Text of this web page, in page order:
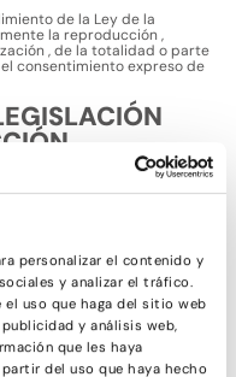
personalizar el contenido y
y analizar el tráfico.
uso que haga del sitio web
y análisis web,
que les haya
del uso que haya hecho
de la Ley de la
la reproducción ,
, de la totalidad o parte
consentimiento expreso de
de presentar las acciones
por la utilización indebida de
usuarios , que se deriven de
esta página web , están
de todo lo expuesto y